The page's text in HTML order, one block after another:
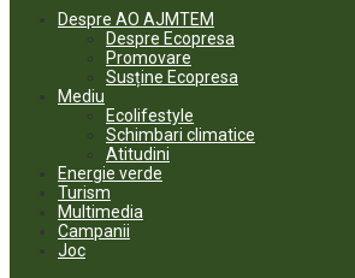
Despre AO AJMTEM
Despre Ecopresa
Promovare
Susține Ecopresa
Mediu
Ecolifestyle
Schimbari climatice
Atitudini
Energie verde
Turism
Multimedia
Campanii
Joc